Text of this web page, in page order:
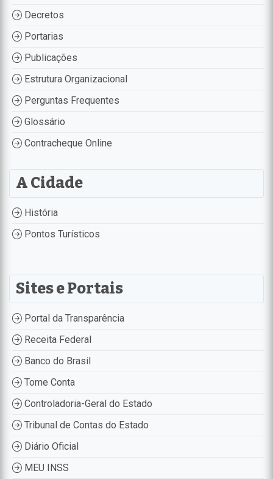
Decretos
Portarias
Publicações
Estrutura Organizacional
Perguntas Frequentes
Glossário
Contracheque Online
A Cidade
História
Pontos Turísticos
Sites e Portais
Portal da Transparência
Receita Federal
Banco do Brasil
Tome Conta
Controladoria-Geral do Estado
Tribunal de Contas do Estado
Diário Oficial
MEU INSS